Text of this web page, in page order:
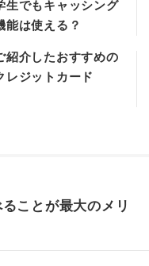
生でもキャッシング
能は使える？
紹介したおすすめの
レジットカード
ことが最大のメリ